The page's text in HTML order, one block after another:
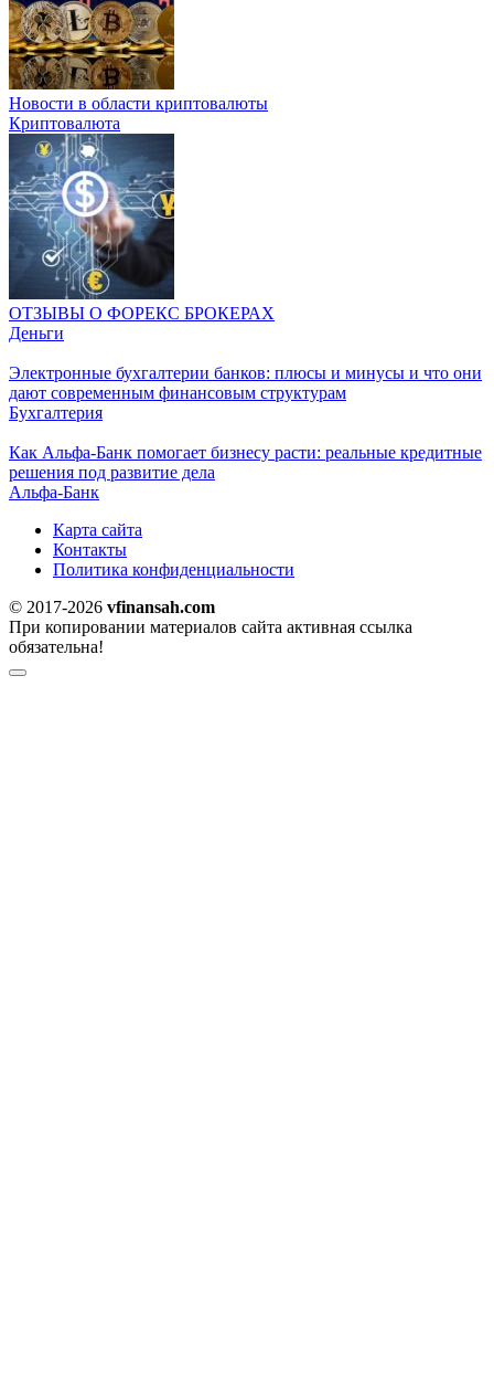
Новости в области криптовалюты
Криптовалюта
ОТЗЫВЫ О ФОРЕКС БРОКЕРАХ
Деньги
Электронные бухгалтерии банков: плюсы и минусы и что они
дают современным финансовым структурам
Бухгалтерия
Как Альфа-Банк помогает бизнесу расти: реальные кредитные
решения под развитие дела
Альфа-Банк
Карта сайта
Контакты
Политика конфиденциальности
© 2017-2026 vfinansah.com
При копировании материалов сайта активная ссылка
обязательна!